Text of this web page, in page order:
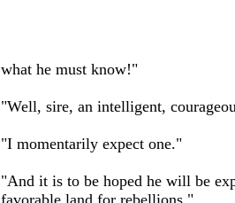
what he must know!"
"Well, sire, an intelligent,
"I momentarily expect one."
"And it is to be hoped he will be
favorable land for rebellions."